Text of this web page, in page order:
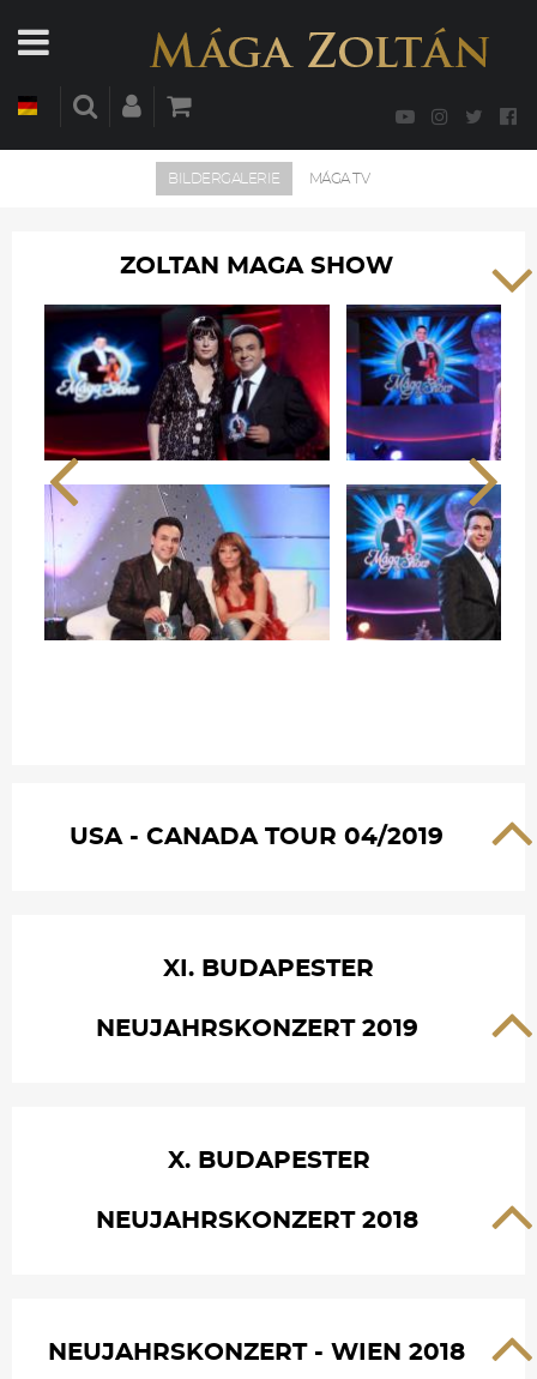
BILDERGALERIE MÁGA TV
ZOLTAN MAGA SHOW
USA - CANADA TOUR 04/2019
XI. BUDAPESTER
NEUJAHRSKONZERT 2019
X. BUDAPESTER
NEUJAHRSKONZERT 2018
NEUJAHRSKONZERT - WIEN 2018